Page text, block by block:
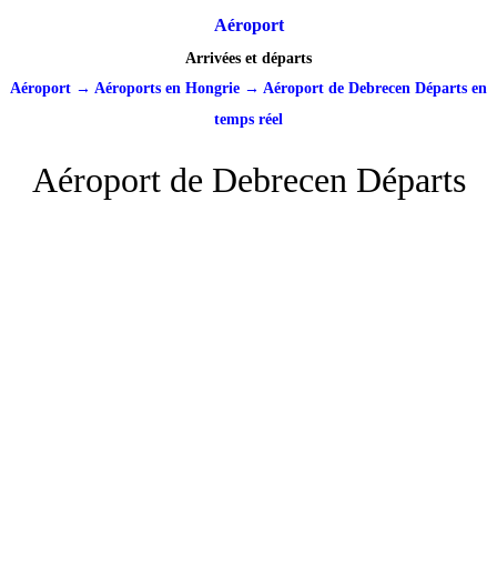
Aéroport
Arrivées et départs
Aéroport → Aéroports en Hongrie → Aéroport de Debrecen Départs en
temps réel
Aéroport de Debrecen Départs